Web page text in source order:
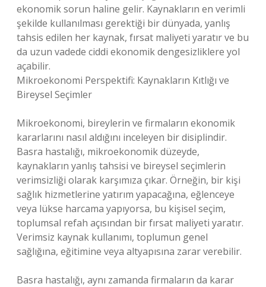
ekonomik sorun haline gelir. Kaynakların en verimli
şekilde kullanılması gerektiği bir dünyada, yanlış
tahsis edilen her kaynak, fırsat maliyeti yaratır ve bu
da uzun vadede ciddi ekonomik dengesizliklere yol
açabilir.
Mikroekonomi Perspektifi: Kaynakların Kıtlığı ve
Bireysel Seçimler
Mikroekonomi, bireylerin ve firmaların ekonomik
kararlarını nasıl aldığını inceleyen bir disiplindir.
Basra hastalığı, mikroekonomik düzeyde,
kaynakların yanlış tahsisi ve bireysel seçimlerin
verimsizliği olarak karşımıza çıkar. Örneğin, bir kişi
sağlık hizmetlerine yatırım yapacağına, eğlenceye
veya lükse harcama yapıyorsa, bu kişisel seçim,
toplumsal refah açısından bir fırsat maliyeti yaratır.
Verimsiz kaynak kullanımı, toplumun genel
sağlığına, eğitimine veya altyapısına zarar verebilir.
Basra hastalığı, aynı zamanda firmaların da karar